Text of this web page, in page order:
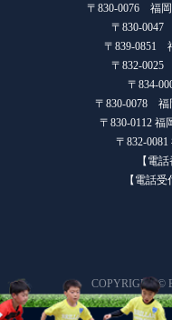
〒830-0076 福
〒830-
〒839-0851
〒832-0025
〒834-
〒830-0078 福
〒830-0112 福
〒832-
【電
【電話
COPYRIGHT ©